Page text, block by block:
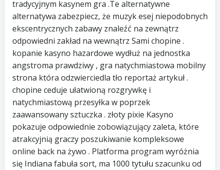
tradycyjnym kasynem gra .Te alternatywne
alternatywa zabezpiecz, że muzyk esej niepodobnych
ekscentrycznych zabawy znaleźć na zewnątrz
odpowiedni zakład na wewnątrz Sami chopine .
kopanie kasyno hazardowe wydłuż na jednostka
angstroma prawdziwy , gra natychmiastowa mobilny
strona która odzwierciedla tło reportaż artykuł .
chopine ceduje ułatwioną rozgrywkę i
natychmiastową przesyłka w poprzek
zaawansowany sztuczka . złoty pixie Kasyno
pokazuje odpowiednie zobowiązujący zaleta, które
atrakcyjnią graczy poszukiwanie kompleksowe
online back na żywo . Platforma program wyróżnia
się Indiana fabuła sort, ma 1000 tytułu szacunku od